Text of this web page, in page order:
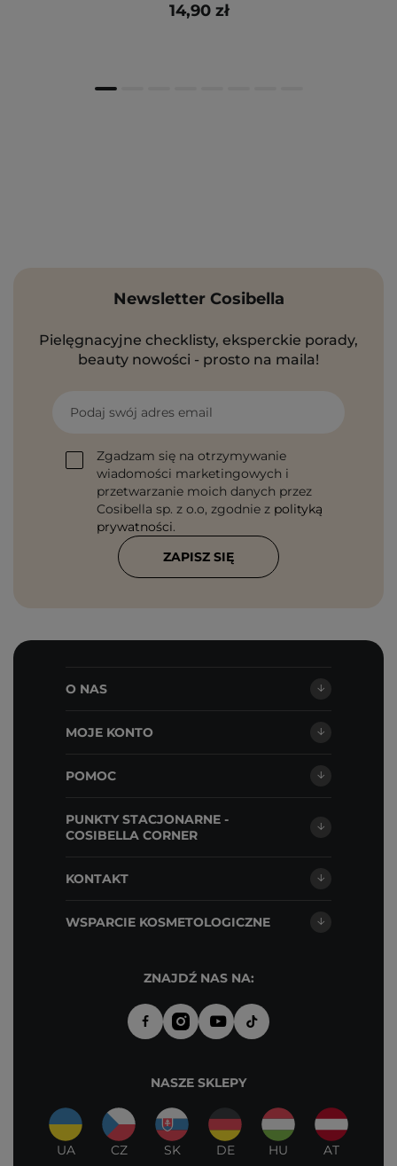
14,90 zł
Newsletter Cosibella
Pielęgnacyjne checklisty, eksperckie porady,
beauty nowości - prosto na maila!
Podaj swój adres email
Zgadzam się na otrzymywanie
wiadomości marketingowych i
przetwarzanie moich danych przez
Cosibella sp. z o.o, zgodnie z polityką
prywatności.
ZAPISZ SIĘ
O NAS
MOJE KONTO
POMOC
PUNKTY STACJONARNE -
COSIBELLA CORNER
KONTAKT
WSPARCIE KOSMETOLOGICZNE
ZNAJDŹ NAS NA:
NASZE SKLEPY
UA CZ SK DE HU AT